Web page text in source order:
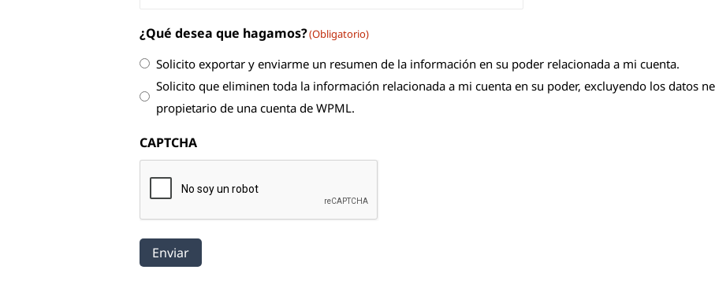
¿Qué desea que hagamos?(Obligatorio)
Solicito exportar y enviarme un resumen de la información en su poder relacionada a mi cuenta.
Solicito que eliminen toda la información relacionada a mi cuenta en su poder, excluyendo los datos
propietario de una cuenta de WPML.
CAPTCHA
Enviar